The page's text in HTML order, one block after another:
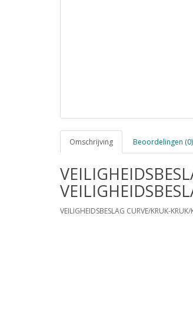
Omschrijving Beoordelingen (0)
VEILIGHEIDSBESLAG CURVE/KRUK-